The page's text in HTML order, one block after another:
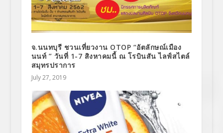
จ.นนทบุรี ชวนเที่ยวงาน OTOP “อัตลักษณ์เมือง
นนท์ ” วันที่ 1-7 สิงหาคมนี้ ณ โรบินสัน ไลฟ์สไตล์
สมุทรปราการ
July 27, 2019